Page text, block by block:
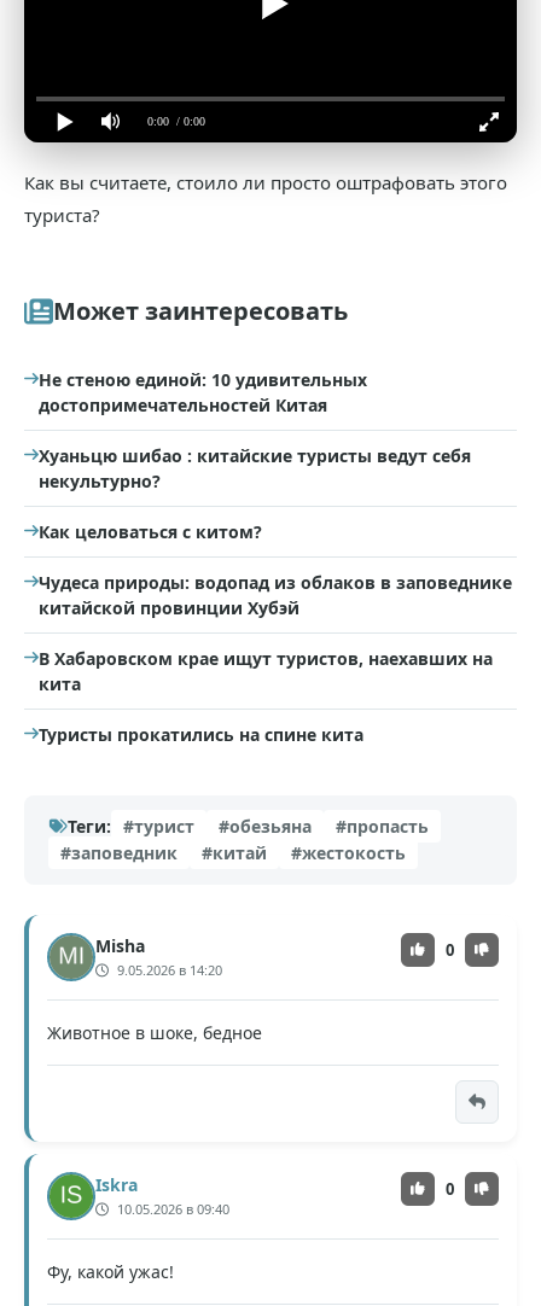
0:00 / 0:00
Как вы считаете, стоило ли просто оштрафовать этого
туриста?
Может заинтересовать
Не стеною единой: 10 удивительных
достопримечательностей Китая
Хуаньцю шибао : китайские туристы ведут себя
некультурно?
Как целоваться с китом?
Чудеса природы: водопад из облаков в заповеднике
китайской провинции Хубэй
В Хабаровском крае ищут туристов, наехавших на
кита
Туристы прокатились на спине кита
Теги: #турист #обезьяна
#пропасть
#заповедник
#китай #жестокость
Misha
9.05.2026 в 14:20
0
Животное в шоке, бедное
Iskra
10.05.2026 в 09:40
0
Фу, какой ужас!